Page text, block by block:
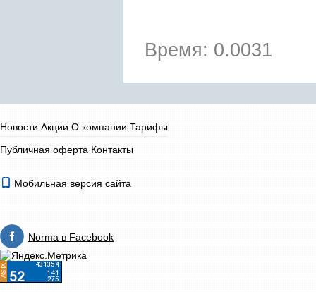
Время: 0.0031
Новости Акции О компании Тарифы
Публичная оферта Контакты
Мобильная версия сайта
Norma в Facebook